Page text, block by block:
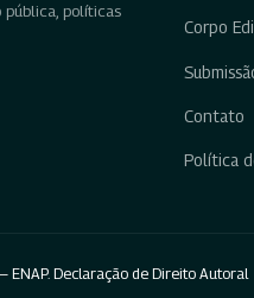
pública, políticas
Corpo
Contato
Política
Declaração de Direito Autoral